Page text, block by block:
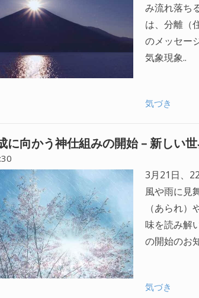
み流れ落ち
は、分離（
のメッセー
気象現象..
気づき
に向かう神仕組みの開始 – 新しい
3月21日、
風や雨に見
（あられ
味を読み解
の開始のお
気づき